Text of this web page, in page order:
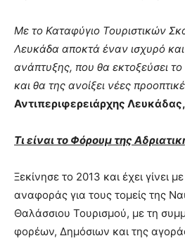
Με το Καταφύγιο Τουριστικών
Λευκάδα αποκτά έναν ισχυρό
ανάπτυξης, που θα εκτοξεύσει το
και θα της ανοίξει νέες
Αντιπεριφερειάρχης
Τι είναι το Φόρουμ της
Ξεκίνησε το 2013 και έχει γίνει
αναφοράς για τους τομείς της
Θαλάσσιου Τουρισμού, με τη
φορέων, Δημόσιων και της